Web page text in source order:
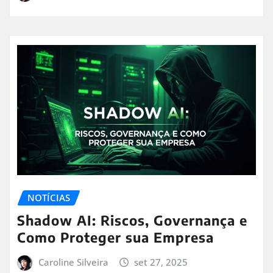
NOTÍCIAS
Shadow AI: Riscos, Governança e
Como Proteger sua Empresa
Caroline Silveira set 27, 2025